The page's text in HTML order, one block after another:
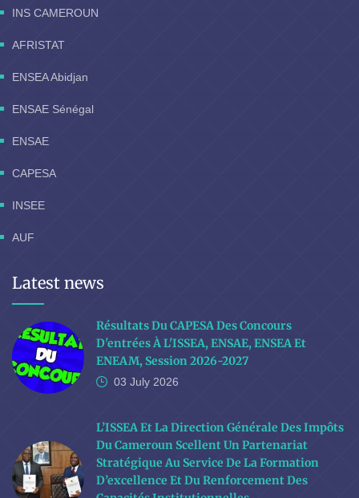
INS CAMEROUN
AFRISTAT
ENSEA Abidjan
ENSAE Sénégal
ENSAE
CAPESA
INSEE
AUF
Latest news
Résultats Du CAPESA Des Concours
D'entrées À L'ISSEA, ENSAE, ENSEA Et
ENEAM, Session 2026-2027
03 July 2026
L’ISSEA Et La Direction Générale Des Impôts
Du Cameroun Scellent Un Partenariat
Stratégique Au Service De La Formation
D’excellence Et Du Renforcement Des